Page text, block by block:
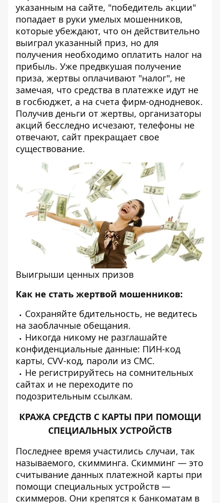
указанным на сайте, "победитель акции"
попадает в руки умелых мошенников,
которые убеждают, что он действительно
выиграл указанный приз, но для
получения необходимо оплатить налог на
прибыль. Уже предвкушая получение
приза, жертвы оплачивают "налог", не
замечая, что средства в платежке идут не
в госбюджет, а на счета фирм-однодневок.
Получив деньги от жертвы, организаторы
акций бесследно исчезают, телефоны не
отвечают, сайт прекращает свое
существование.
Выигрыши ценных призов
Как не стать жертвой мошенников:
Сохраняйте бдительность, не ведитесь
на заоблачные обещания.
Никогда никому не разглашайте
конфиденциальные данные: ПИН-код
карты, CVV-код, пароли из СМС.
Не регистрируйтесь на сомнительных
сайтах и не переходите по
подозрительным ссылкам.
КРАЖА СРЕДСТВ С КАРТЫ ПРИ ПОМОЩИ
СПЕЦИАЛЬНЫХ УСТРОЙСТВ
Последнее время участились случаи, так
называемого, скимминга. Скимминг — это
считывание данных платежной карты при
помощи специальных устройств —
скиммеров. Они крепятся к банкоматам в